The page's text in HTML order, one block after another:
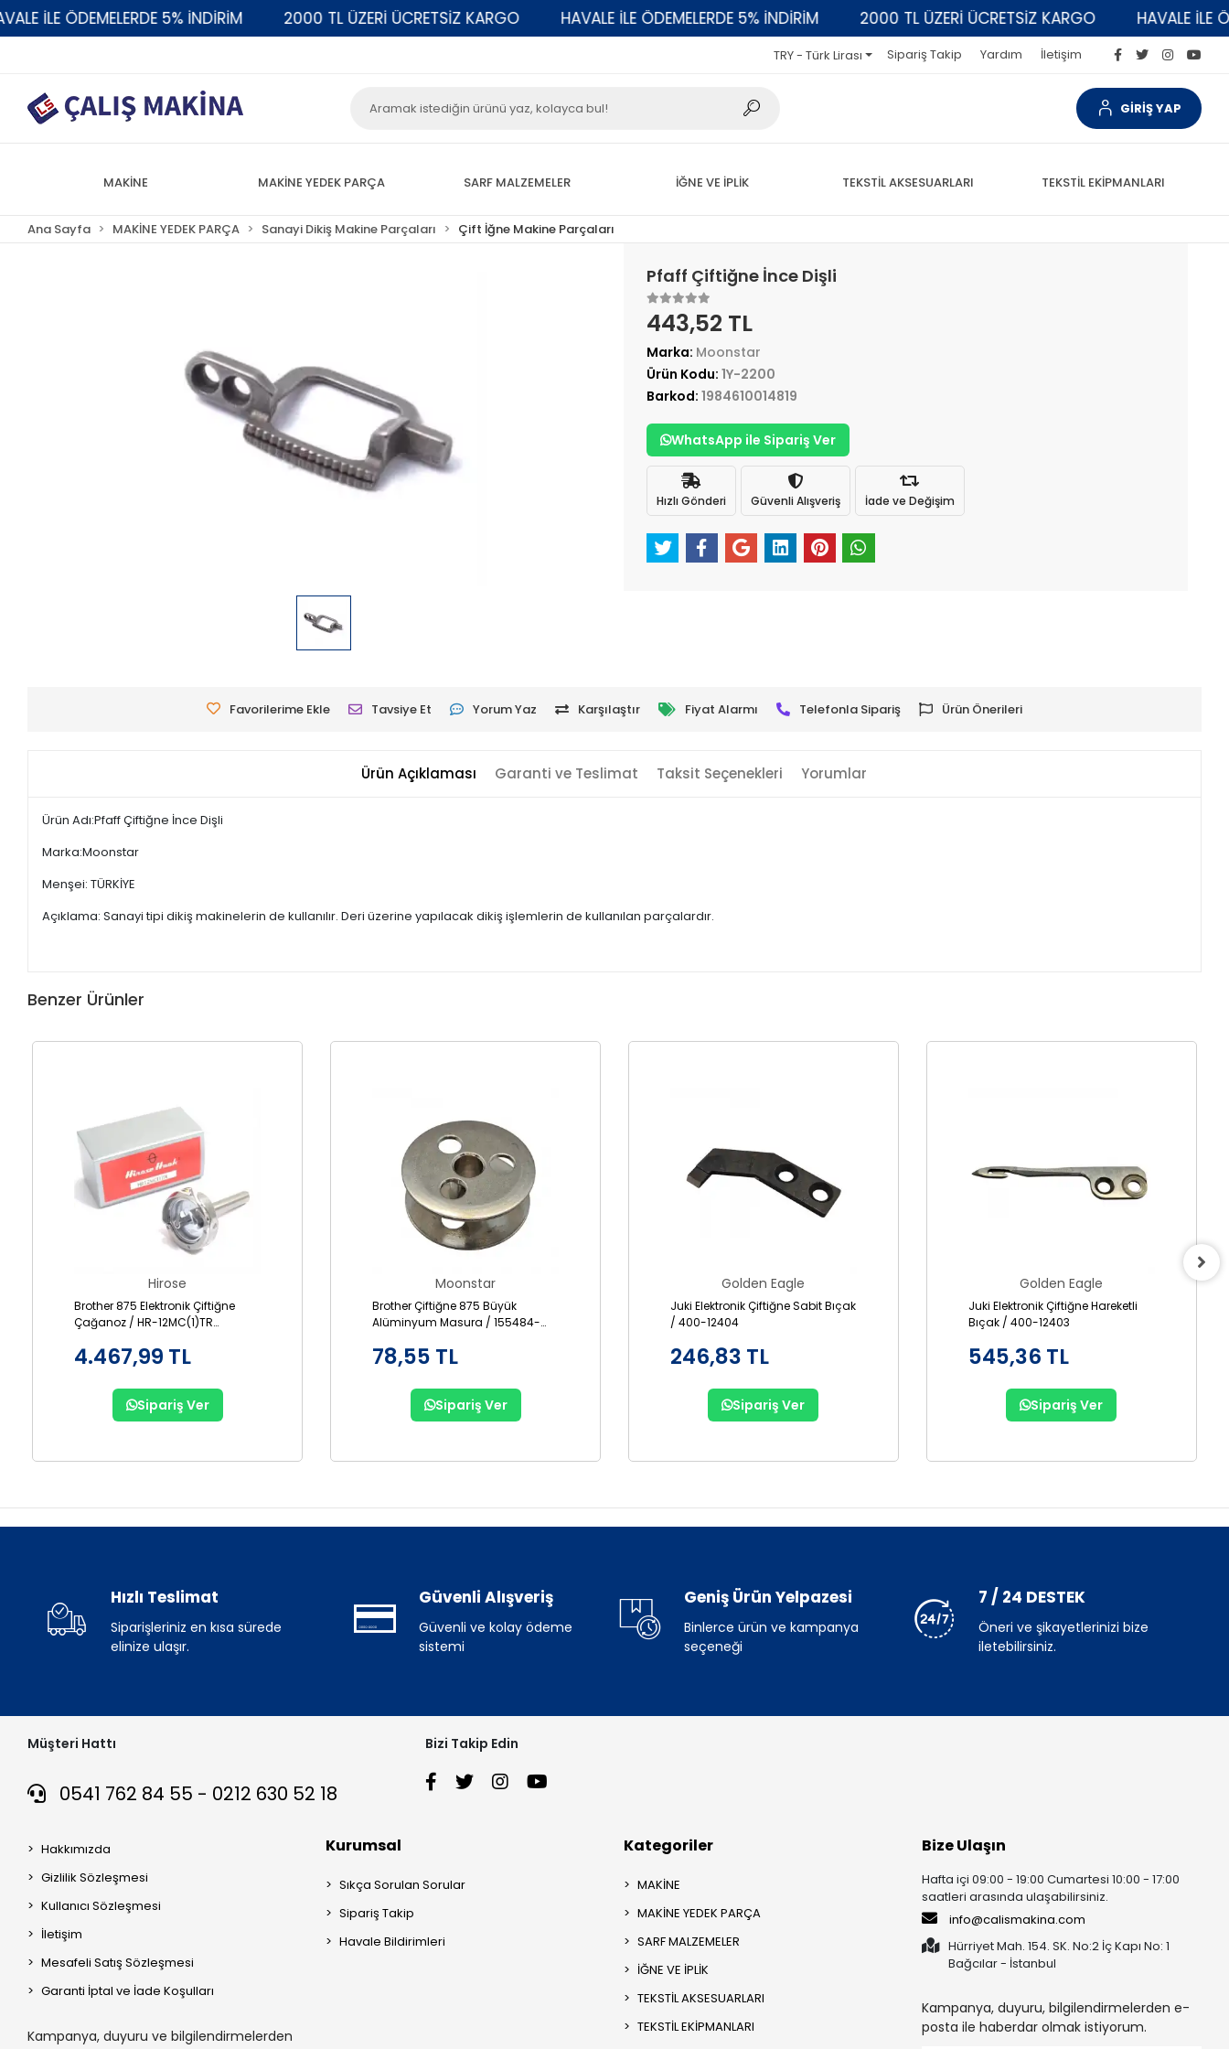
İLE ÖDEMELERDE 5% İNDİRİM 2000 TL ÜZERİ ÜCRETSİZ KARGO HAVALE İLE ÖDEMELERDE 5% İNDİRİM 2000 TL ÜZERİ ÜCRETSİZ KARGO HAVALE İLE
TRY - Türk Lirası Sipariş Takip Yardım İletişim
GİRİŞ YAP
MAKİNE MAKİNE YEDEK PARÇA SARF MALZEMELER İĞNE VE İPLİK TEKSTİL AKSESUARLARI TEKSTİL EKİPMANLARI
Ana Sayfa MAKİNE YEDEK PARÇA Sanayi Dikiş Makine Parçaları Çift İğne Makine Parçaları
Pfaff Çiftiğne İnce Dişli
443,52 TL
Marka: Moonstar
Ürün Kodu: 1Y-2200
Barkod: 1984610014819
WhatsApp ile Sipariş Ver
Hızlı Gönderi Güvenli Alışveriş İade ve Değişim
Favorilerime Ekle Tavsiye Et Yorum Yaz Karşılaştır Fiyat Alarmı Telefonla Sipariş Ürün Önerileri
Ürün Açıklaması Garanti ve Teslimat Taksit Seçenekleri Yorumlar
Ürün Adı:Pfaff Çiftiğne İnce Dişli
Marka:Moonstar
Menşei: TÜRKİYE
Açıklama: Sanayi tipi dikiş makinelerin de kullanılır. Deri üzerine yapılacak dikiş işlemlerin de kullanılan parçalardır.
Benzer Ürünler
Hirose
Brother 875 Elektronik Çiftiğne
Çağanoz / HR-12MC(1)TR
4.467,99 TL
Sipariş Ver
Moonstar
Brother Çiftiğne 875 Büyük
Alüminyum Masura / 155484-
78,55 TL
Sipariş Ver
Golden Eagle
Juki Elektronik Çiftiğne Sabit Bıçak
/ 400-12404
246,83 TL
Sipariş Ver
Golden Eagle
Juki Elektronik Çiftiğne Hareketli
Bıçak / 400-12403
545,36 TL
Sipariş Ver
Hızlı Teslimat
Siparişleriniz en kısa sürede
elinize ulaşır.
Güvenli Alışveriş
Güvenli ve kolay ödeme
sistemi
Geniş Ürün Yelpazesi
Binlerce ürün ve kampanya
seçeneği
7 / 24 DESTEK
Öneri ve şikayetlerinizi bize
iletebilirsiniz.
Müşteri Hattı
0541 762 84 55 - 0212 630 52 18
Bizi Takip Edin
Hakkımızda
Gizlilik Sözleşmesi
Kullanıcı Sözleşmesi
İletişim
Mesafeli Satış Sözleşmesi
Garanti İptal ve İade Koşulları
Kampanya, duyuru ve bilgilendirmelerden
Kurumsal
Sıkça Sorulan Sorular
Sipariş Takip
Havale Bildirimleri
Kategoriler
MAKİNE
MAKİNE YEDEK PARÇA
SARF MALZEMELER
İĞNE VE İPLİK
TEKSTİL AKSESUARLARI
TEKSTİL EKİPMANLARI
Bize Ulaşın
Hafta içi 09:00 - 19:00 Cumartesi 10:00 - 17:00
saatleri arasında ulaşabilirsiniz.
info@calismakina.com
Hürriyet Mah. 154. SK. No:2 İç Kapı No: 1
Bağcılar - İstanbul
Kampanya, duyuru, bilgilendirmelerden e-
posta ile haberdar olmak istiyorum.